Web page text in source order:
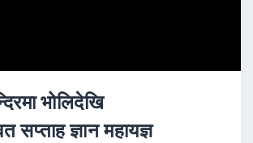
भोलिदेखि
सप्ताह ज्ञान महायज्ञ